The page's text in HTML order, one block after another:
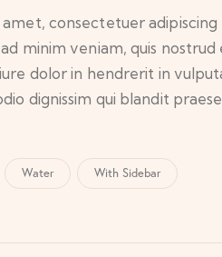
consectetuer
minim veniam, quis
dolor in hendrerit in
dignissim qui blandit
Water With Sidebar